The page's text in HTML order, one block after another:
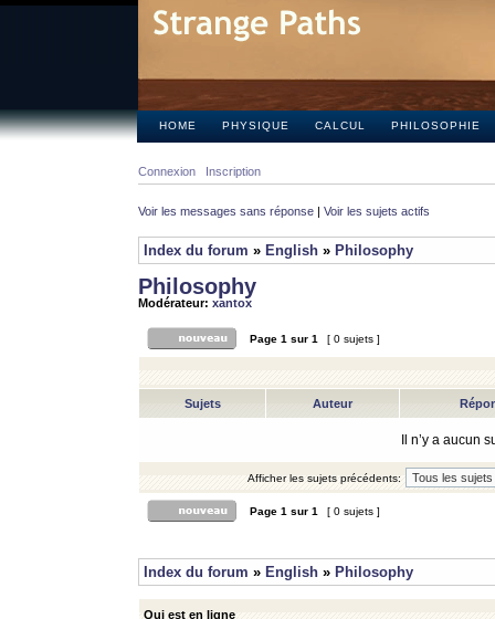
HOME PHYSIQUE CALCUL PHILOSOPHIE
Connexion Inscription
Voir les messages sans réponse | Voir les sujets actifs
Index du forum » English » Philosophy
Philosophy
Modérateur: xantox
Page 1 sur 1 [ 0 sujets ]
Sujets Auteur
Il n’y a aucun
Afficher les sujets précédents:
Page 1 sur 1 [ 0 sujets ]
Index du forum » English » Philosophy
Qui est en ligne